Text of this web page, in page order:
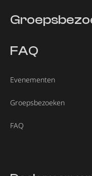
FAQ
Evenementen
Groepsbezoeken
FAQ